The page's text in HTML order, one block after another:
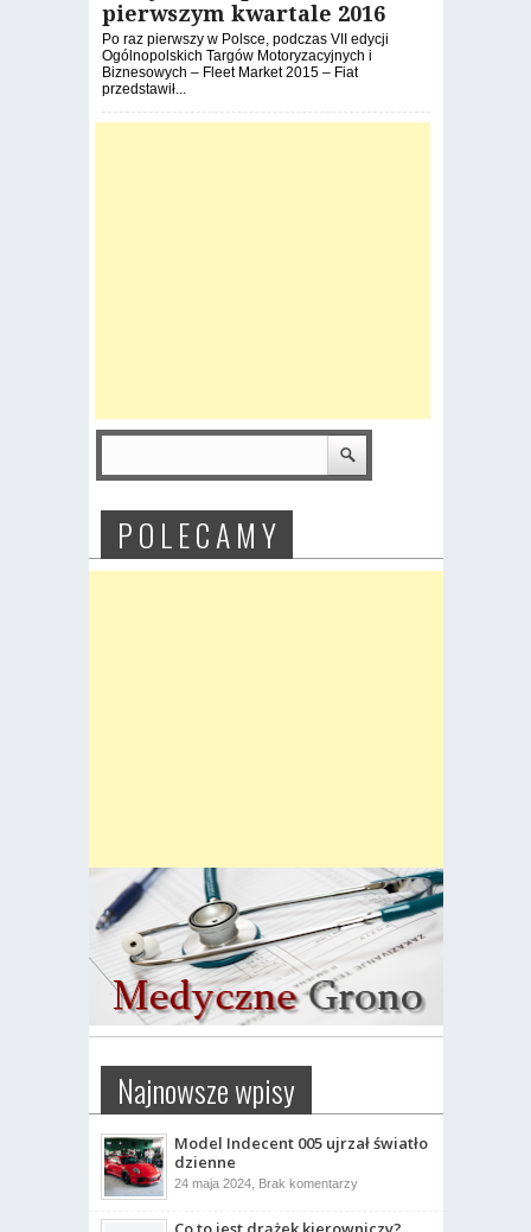
pierwszym kwartale 2016
Po raz pierwszy w Polsce, podczas VII edycji
Ogólnopolskich Targów Motoryzacyjnych i
Biznesowych – Fleet Market 2015 – Fiat
przedstawił...
P O L E C A M Y
Najnowsze wpisy
Model Indecent 005 ujrzał światło
dzienne
24 maja 2024, Brak komentarzydo
005